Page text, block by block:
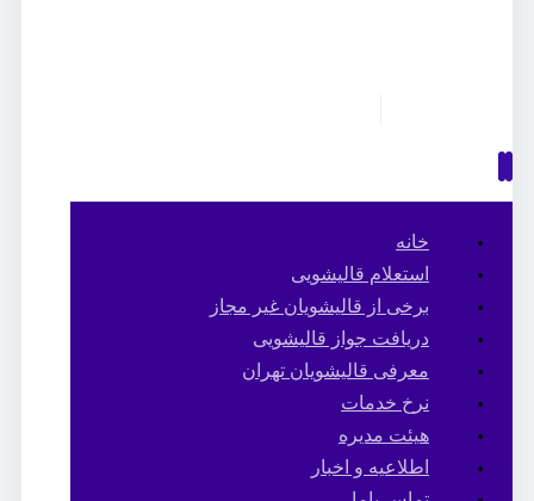
خانه
استعلام قالیشویی
برخی از قالیشویان غیر مجاز
دریافت جواز قالیشویی
معرفی قالیشویان تهران
نرخ خدمات
هیئت مدیره
اطلاعیه و اخبار